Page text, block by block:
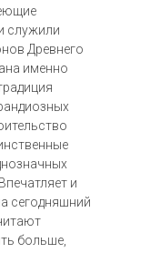
служили
Древнего
именно
и
сегодняшний
больше,